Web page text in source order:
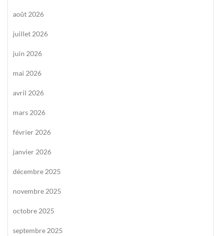
août 2026
juillet 2026
juin 2026
mai 2026
avril 2026
mars 2026
février 2026
janvier 2026
décembre 2025
novembre 2025
octobre 2025
septembre 2025